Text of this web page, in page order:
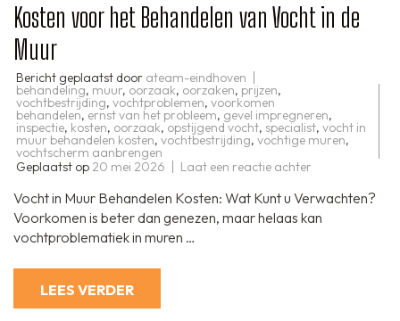
Kosten voor het Behandelen van Vocht in de
Muur
Bericht geplaatst door ateam-eindhoven
behandeling, muur, oorzaak, oorzaken, prijzen,
vochtbestrijding, vochtproblemen, voorkomen
behandelen, ernst van het probleem, gevel impregneren,
inspectie, kosten, oorzaak,opstijgend vocht, specialist, vocht in
muur behandelen kosten, vochtbestrijding, vochtige muren,
vochtscherm aanbrengen
Geplaatst op 20 mei 2026 Laat een reactie achter
het
Behandelen
van
Vocht in Muur Behandelen Kosten: Wat Kunt u Verwachten?
Voorkomen is beter dan genezen, maar helaas kan
vochtproblematiek in muren …
LEES VERDER